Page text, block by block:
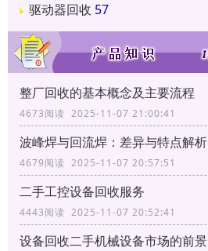
驱动器回收 57
整厂回收的基本概念及主要流程
4673阅读 2025-11-07 21:00:41
波峰焊与回流焊：差异与特点解析
4679阅读 2025-11-07 20:57:51
二手工控设备回收服务
4443阅读 2025-11-07 20:52:41
设备回收二手机械设备市场的前景